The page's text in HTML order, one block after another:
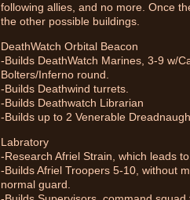
following allies, and no more. Once
the other possible buildings.
DeathWatch Orbital Beacon
-Builds DeathWatch Marines, 3-9 w/
Bolters/Inferno round.
-Builds Deathwind turrets.
-Builds Deathwatch Librarian
-Builds up to 2 Venerable
Labratory
-Research Afriel Strain, which leads
-Builds Afriel Troopers 5-10, without
normal guard.